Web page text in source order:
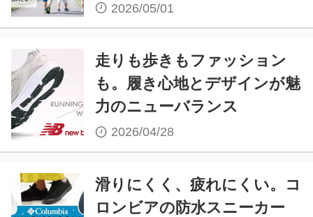
2026/05/01
走りも歩きもファッション
も。履き心地とデザインが魅
力のニューバランス
2026/04/28
滑りにくく、疲れにくい。コ
ロンビアの防水スニーカー